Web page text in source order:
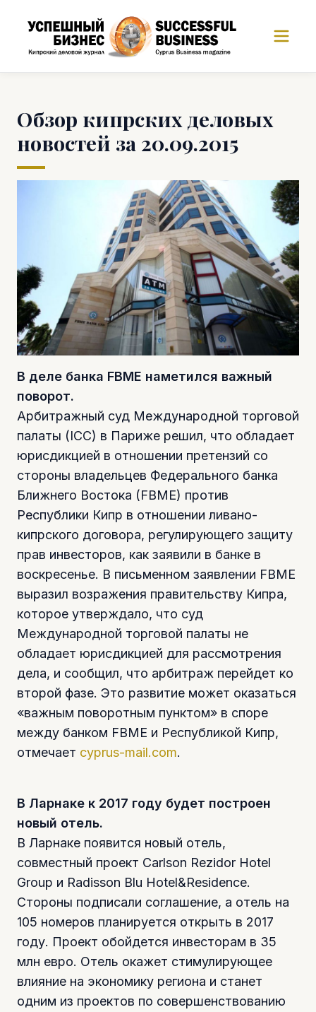
Обзор кипрских деловых
новостей за 20.09.2015
В деле банка FBME наметился важный
поворот.
Арбитражный суд Международной торговой
палаты (ICC) в Париже решил, что обладает
юрисдикцией в отношении претензий со
стороны владельцев Федерального банка
Ближнего Востока (FBME) против
Республики Кипр в отношении ливано-
кипрского договора, регулирующего защиту
прав инвесторов, как заявили в банке в
воскресенье. В письменном заявлении FBME
выразил возражения правительству Кипра,
которое утверждало, что суд
Международной торговой палаты не
обладает юрисдикцией для рассмотрения
дела, и сообщил, что арбитраж перейдет ко
второй фазе. Это развитие может оказаться
«важным поворотным пунктом» в споре
между банком FBME и Республикой Кипр,
отмечает cyprus-mail.com.
В Ларнаке к 2017 году будет построен
новый отель.
В Ларнаке появится новый отель,
совместный проект Carlson Rezidor Hotel
Group и Radisson Blu Hotel&Residence.
Стороны подписали соглашение, а отель на
105 номеров планируется открыть в 2017
году. Проект обойдется инвесторам в 35
млн евро. Отель окажет стимулирующее
влияние на экономику региона и станет
одним из проектов по совершенствованию